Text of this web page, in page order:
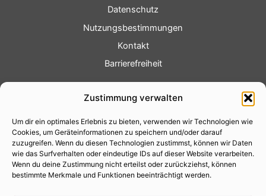
Zustimmung verwalten
Um dir ein optimales Erlebnis zu bieten, verwenden wir Technologien wie
Cookies, um Geräteinformationen zu speichern und/oder darauf
zuzugreifen. Wenn du diesen Technologien zustimmst, können wir Daten
wie das Surfverhalten oder eindeutige IDs auf dieser Website verarbeiten.
Wenn du deine Zustimmung nicht erteilst oder zurückziehst, können
bestimmte Merkmale und Funktionen beeinträchtigt werden.
Datenschutz
Nutzungsbestimmungen
Kontakt
Barrierefreiheit
Fotoservice
Videoservice
Werbung
Contenterstellung
Lokalnachrichten